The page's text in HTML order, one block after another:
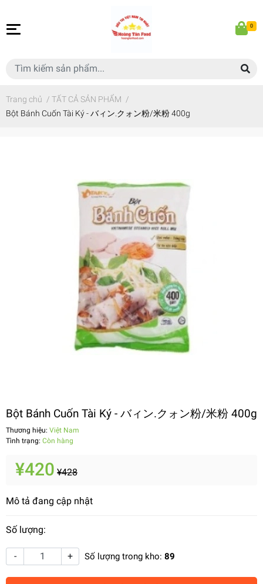
0
Trang chủ / TẤT CẢ SẢN PHẨM /
Bột Bánh Cuốn Tài Ký - バィン.クォン粉/米粉 400g
Bột Bánh Cuốn Tài Ký - バィン.クォン粉/米粉 400g
Thương hiệu: Việt Nam
Tình trạng: Còn hàng
¥420 ¥428
Mô tả đang cập nhật
Số lượng:
- + Số lượng trong kho: 89